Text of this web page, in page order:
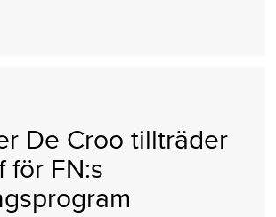
De Croo tillträder
för FN:s